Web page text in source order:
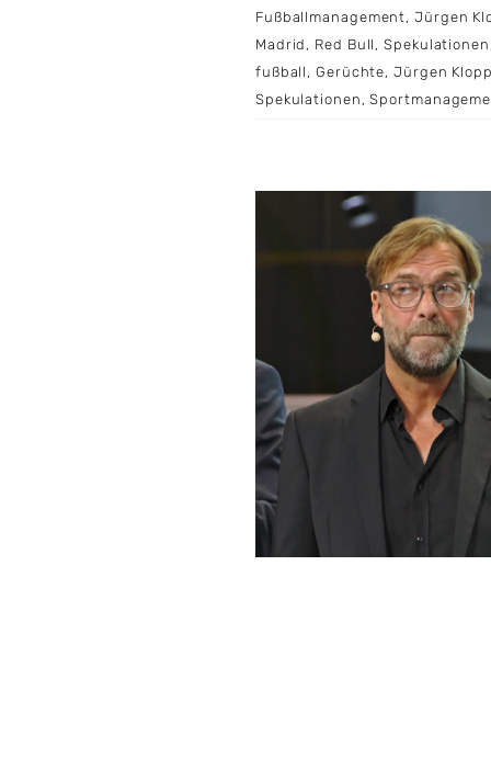
Fußballmanagement,Jürgen
Madrid , Red Bull ,Spekulationen
fußball ,Gerüchte,Jürgen Klopp
Spekulationen ,